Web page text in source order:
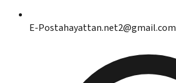
E-Postahayattan.net2@gmail.com